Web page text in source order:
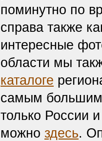
поминутно по
справа также
интересные
области мы
каталоге
самым большим
только России
можно здесь.